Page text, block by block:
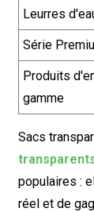
Leurres
Série
Produits
gamme
Sacs
populaires :
réel et de